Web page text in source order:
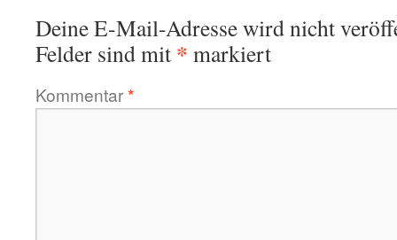
Deine E-Mail-Adresse wird nicht
Felder sind mit * markiert
Kommentar*